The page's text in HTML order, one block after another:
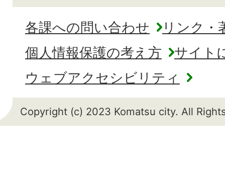
各課への問い合わせ
リンク・
個人情報保護の考え方
サイト
ウェブアクセシビリティ
Copyright (c) 2023 Komatsu city. All